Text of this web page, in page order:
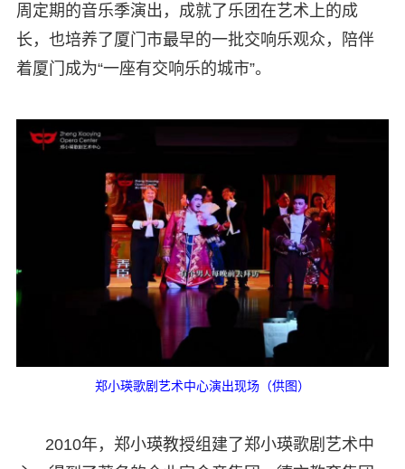
周定期的音乐季演出，成就了乐团在艺术上的成
长，也培养了厦门市最早的一批交响乐观众，陪伴
着厦门成为“一座有交响乐的城市”。
郑小瑛歌剧艺术中心演出现场（供图）
2010年，郑小瑛教授组建了郑小瑛歌剧艺术中